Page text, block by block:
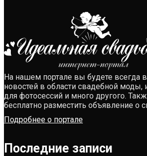
На нашем портале вы будете всегда
новостей в области свадебной моды,
для фотосессий и много другого.
бесплатно разместить объявление о
Подробнее о портале
Последние записи